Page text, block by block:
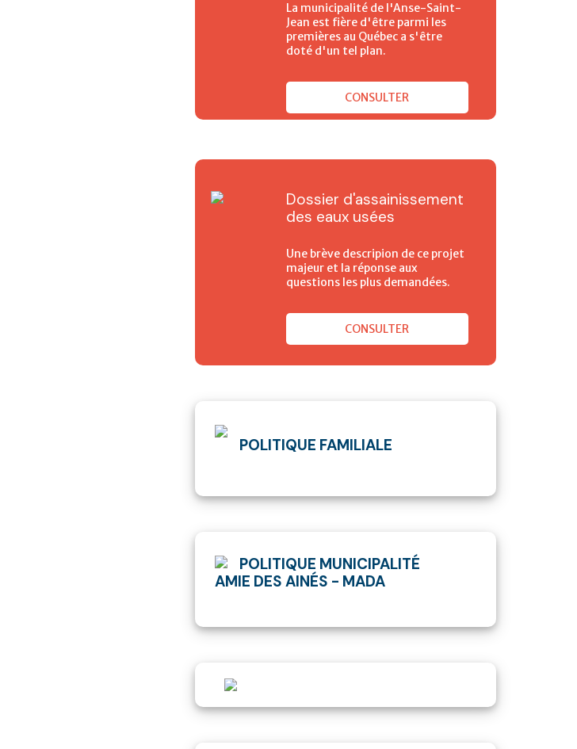
La municipalité de l'Anse-Saint-
Jean est fière d'être parmi les
premières au Québec a s'être
doté d'un tel plan.
CONSULTER
Dossier d'assainissement
des eaux usées
Une brève descripion de ce projet
majeur et la réponse aux
questions les plus demandées.
CONSULTER
POLITIQUE FAMILIALE
POLITIQUE MUNICIPALITÉ
AMIE DES AINÉS - MADA